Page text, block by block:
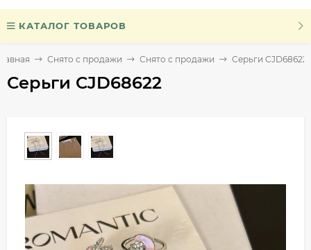
КАТАЛОГ ТОВАРОВ
Снято с продажи Снято с продажи Серьги CJD68622
Серьги CJD68622